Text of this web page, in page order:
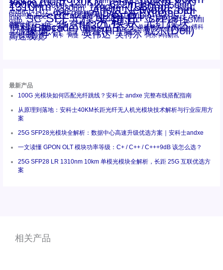
100km 200G
200KM 300m 400m 550m 622m 800G 850nm
1310nm 1330nm 1490nm 1550nm 2500m
ANBR-1414TZ AOC Arista Arista Networks bidi
Brocade Cisco CSFP光模块 DAC Dell Extreme FC
Intel Juniper LC MPO-LC Netgear NVIDIA OM2 OM3 OM4
qsfp SC SFF光模块 SFP+ SFP28 SGMII
st螺纹接口 xfp 万兆 交换机 光模块 光纤模块
千兆光模块 华三 华三(H3C) 华为 单模单芯 单模双芯 博科
博科(Brocade) 博通 友讯 多模 安华高 安华高(Avago)
工业级 思科 惠普 惠普(HP) 戴尔 戴尔(Dell)
百兆 瞻博 网卡 网捷 英伟达 英特尔 阿尔卡特朗讯
高速线缆
最新产品
100G 光模块如何匹配光纤跳线？安科士 andxe 完整布线搭配指南
从原理到落地：安科士40KM长距光纤无人机光模块技术解析与行业应用方
案
25G SFP28光模块全解析：数据中心高速升级优选方案｜安科士andxe
一文读懂 GPON OLT 模块功率等级：C+ / C++ / C+++9dB 该怎么选？
25G SFP28 LR 1310nm 10km 单模光模块全解析，长距 25G 互联优选方
案
相关产品